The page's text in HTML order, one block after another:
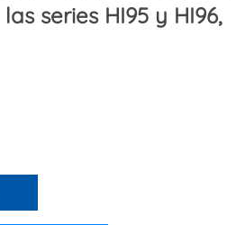
series HI95 y HI96,